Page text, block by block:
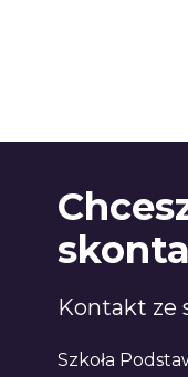
Kontakt ze
Szkoła